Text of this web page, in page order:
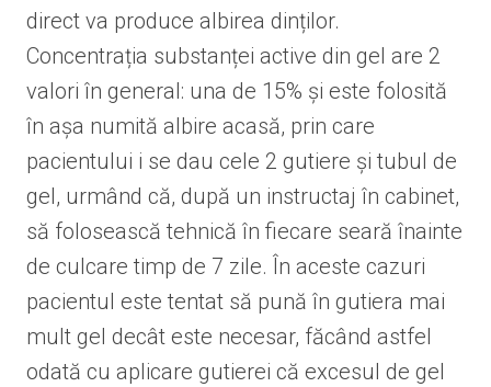
direct va produce albirea dinților.
Concentrația substanței active din gel are 2
valori în general: una de 15% și este folosită
în așa numită albire acasă, prin care
pacientului i se dau cele 2 gutiere și tubul de
gel, urmând că, după un instructaj în cabinet,
să folosească tehnică în fiecare seară înainte
de culcare timp de 7 zile. În aceste cazuri
pacientul este tentat să pună în gutiera mai
mult gel decât este necesar, făcând astfel
odată cu aplicare gutierei că excesul de gel